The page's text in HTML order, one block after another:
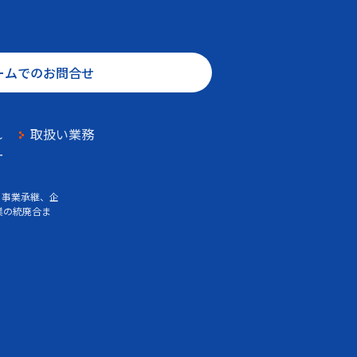
ムでのお問合せ
取扱い業務
業承継、企
統廃合ま